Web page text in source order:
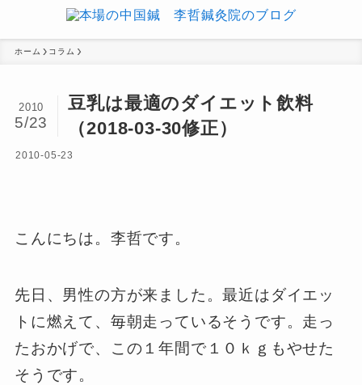
ホーム コラム
豆乳は最適のダイエット飲料
（2018-03-30修正）
2010
5/23
2010-05-23
こんにちは。李哲です。
先日、男性の方が来ました。最近はダイエッ
トに燃えて、毎朝走っているそうです。走っ
たおかげで、この１年間で１０ｋｇもやせた
そうです。